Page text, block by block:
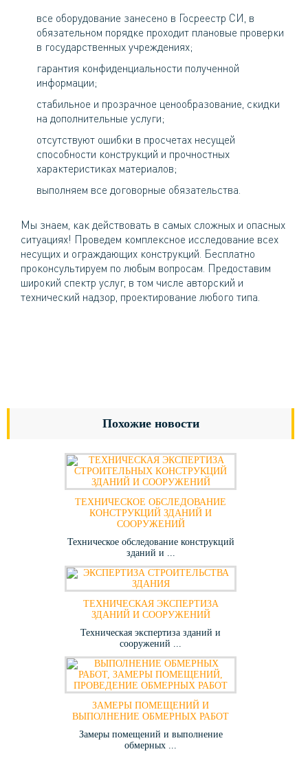
все оборудование занесено в Госреестр СИ, в
обязательном порядке проходит плановые проверки
в государственных учреждениях;
гарантия конфиденциальности полученной
информации;
стабильное и прозрачное ценообразование, скидки
на дополнительные услуги;
отсутствуют ошибки в просчетах несущей
способности конструкций и прочностных
характеристиках материалов;
выполняем все договорные обязательства.
Мы знаем, как действовать в самых сложных и опасных
ситуациях! Проведем комплексное исследование всех
несущих и ограждающих конструкций. Бесплатно
проконсультируем по любым вопросам. Предоставим
широкий спектр услуг, в том числе авторский и
технический надзор, проектирование любого типа.
Похожие новости
ТЕХНИЧЕСКОЕ ОБСЛЕДОВАНИЕ
КОНСТРУКЦИЙ ЗДАНИЙ И
СООРУЖЕНИЙ
Техническое обследование конструкций
зданий и ...
ТЕХНИЧЕСКАЯ ЭКСПЕРТИЗА
ЗДАНИЙ И СООРУЖЕНИЙ
Техническая экспертиза зданий и
сооружений ...
ЗАМЕРЫ ПОМЕЩЕНИЙ И
ВЫПОЛНЕНИЕ ОБМЕРНЫХ РАБОТ
Замеры помещений и выполнение
обмерных ...